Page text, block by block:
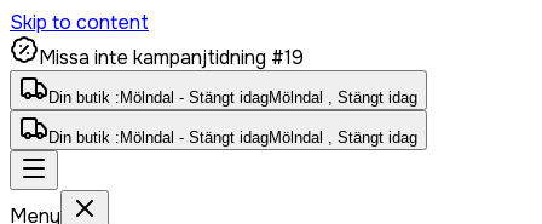
Skip to content
Missa inte kampanjtidning #19
Din butik : Mölndal - Stängt idagMölndal , Stängt idag
Din butik : Mölndal - Stängt idagMölndal , Stängt idag
Meny